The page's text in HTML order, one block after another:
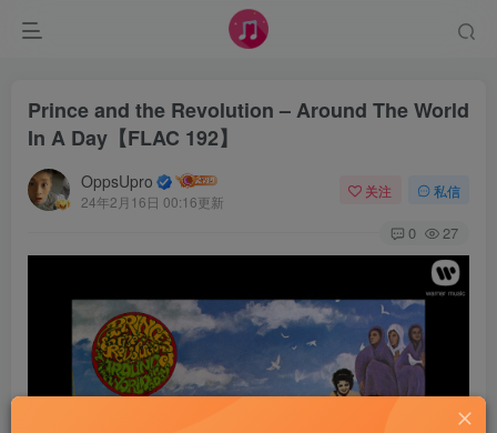
Prince and the Revolution – Around The World
In A Day【FLAC 192】
OppsUpro
24年2月16日 00:16更新
关注 私信
0 27